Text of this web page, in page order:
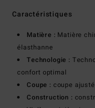
Caractéristiques
Matière : Matière
élasthanne
Technologie :
confort optimal
Coupe : coupe
Construction :